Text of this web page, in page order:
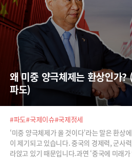
왜 미중 양극체제는 환상인가?
파도)
#파도#국제이슈#국제정세
‘미중 양극체제가 올 것이다’라는 말은 환상
이 제기되고 있습니다. 중국의 경제력, 군사
라앉고 있기 때문입니다.과연 ‘중국에 미래